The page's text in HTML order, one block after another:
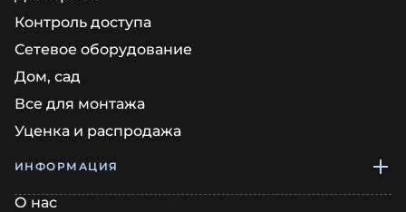
Контроль доступа
Сетевое оборудование
Дом, сад
Все для монтажа
Уценка и распродажа
ИНФОРМАЦИЯ
О нас